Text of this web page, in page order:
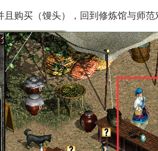
且购买（馒头），回到修炼馆与师范